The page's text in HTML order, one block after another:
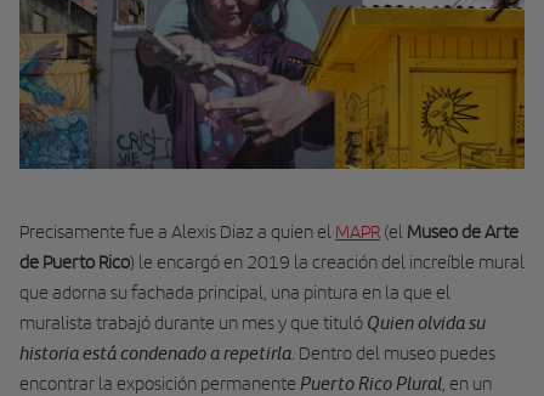
Precisamente fue a Alexis Diaz a quien el MAPR (el Museo de Arte
de Puerto Rico) le encargó en 2019 la creación del increíble mural
que adorna su fachada principal, una pintura en la que el
muralista trabajó durante un mes y que tituló Quien olvida su
historia está condenado a repetirla. Dentro del museo puedes
encontrar la exposición permanente Puerto Rico Plural, en un